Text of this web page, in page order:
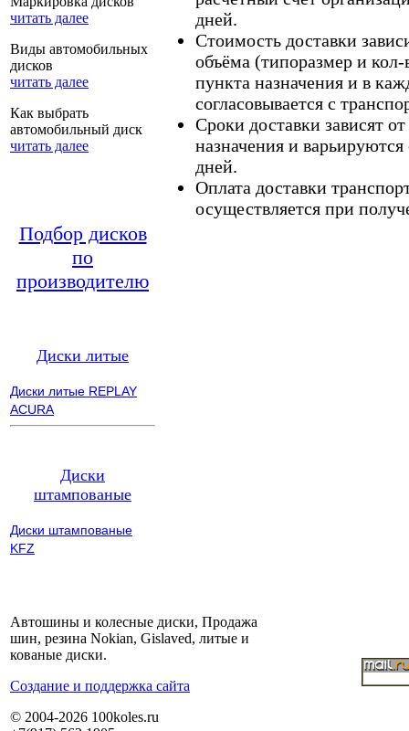
читать далее
Виды автомобильных
дисков
читать далее
Как выбрать
автомобильный диск
читать далее
Подбор дисков
по
производителю
Диски литые
Диски литые REPLAY
ACURA
Диски
штампованые
Диски штампованые
KFZ
дней.
Стоимость доставки
объёма (типоразмер и кол-
пункта назначения и в
согласовывается с
Сроки доставки зависят
назначения и
дней.
Оплата доставки
осуществляется при
Автошины и колесные диски, Продажа
шин, резина Nokian, Gislaved, литые и
кованые диски.
Cоздание и поддержка сайта
© 2004-2026 100koles.ru